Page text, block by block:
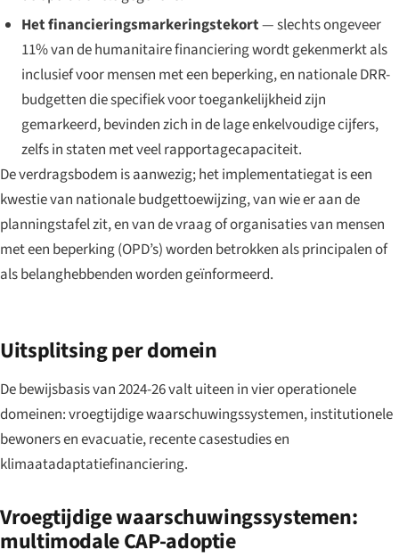
Het financieringsmarkeringstekort— slechts ongeveer
11% van de humanitaire financiering wordt gekenmerkt als
inclusief voor mensen met een beperking, en nationale DRR-
budgetten die specifiek voor toegankelijkheid zijn
gemarkeerd, bevinden zich in de lage enkelvoudige cijfers,
zelfs in staten met veel rapportagecapaciteit.
De verdragsbodem is aanwezig; het implementatiegat is een
kwestie van nationale budgettoewijzing, van wie er aan de
planningstafel zit, en van de vraag of organisaties van mensen
met een beperking (OPD’s) worden betrokken als principalen of
als belanghebbenden worden geïnformeerd.
Uitsplitsing per domein
De bewijsbasis van 2024-26 valt uiteen in vier operationele
domeinen: vroegtijdige waarschuwingssystemen, institutionele
bewoners en evacuatie, recente casestudies en
klimaatadaptatiefinanciering.
Vroegtijdige waarschuwingssystemen:
multimodale CAP-adoptie